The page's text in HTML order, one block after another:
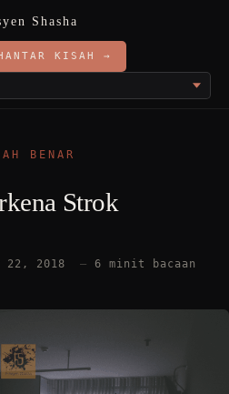
Shasha
KISAH →
BENAR
Strok
22, 2018 — 6 minit bacaan